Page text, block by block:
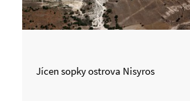
Jícen sopky ostrova Nisyros